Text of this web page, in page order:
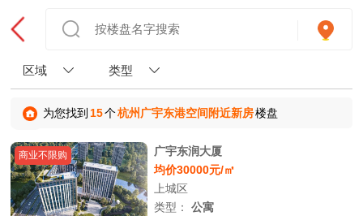
区域 类型
为您找到 15个杭州广宇东港空间附近新房楼盘
商业不限购
广宇东润大厦
均价30000元/㎡
上城区
类型：公寓